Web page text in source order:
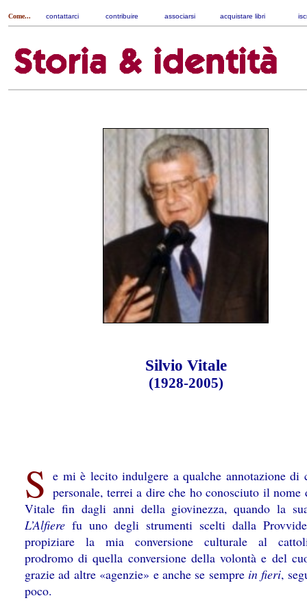
Come... contattarci contribuire associarsi acquistare libri
Silvio Vitale
(1928-2005)
S e mi è lecito indulgere a qualche annotazione di
personale, terrei a dire che ho conosciuto il
Vitale fin dagli anni della giovinezza, quando la
L’Alfiere fu uno degli strumenti scelti dalla
propiziare la mia conversione culturale al
prodromo di quella conversione della volontà e del
grazie ad altre «agenzie» e anche se sempre in fieri,
poco.